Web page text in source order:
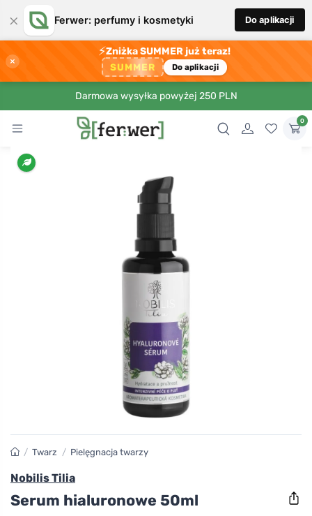
× Ferwer: perfumy i kosmetyki Do aplikacji
×
⚡Zniżka SUMMER już teraz!
SUMMER Do aplikacji
Darmowa wysyłka powyżej 250 PLN
0
/ Twarz / Pielęgnacja twarzy
Nobilis Tilia
Serum hialuronowe 50ml